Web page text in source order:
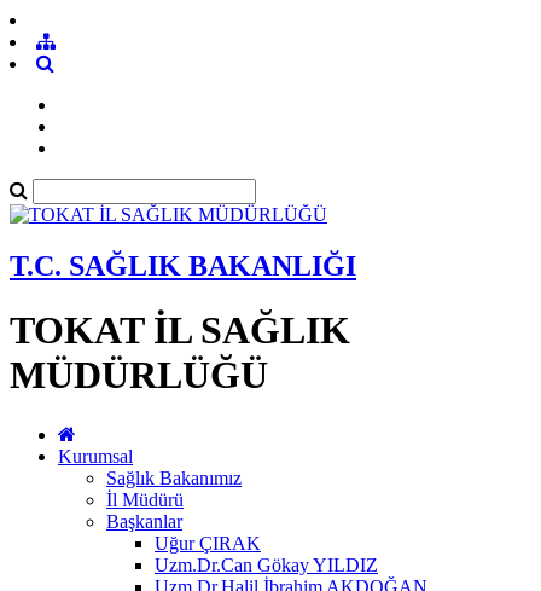
T.C. SAĞLIK BAKANLIĞI
TOKAT İL SAĞLIK
MÜDÜRLÜĞÜ
Kurumsal
Sağlık Bakanımız
İl Müdürü
Başkanlar
Uğur ÇIRAK
Uzm.Dr.Can Gökay YILDIZ
Uzm.Dr.Halil İbrahim AKDOĞAN